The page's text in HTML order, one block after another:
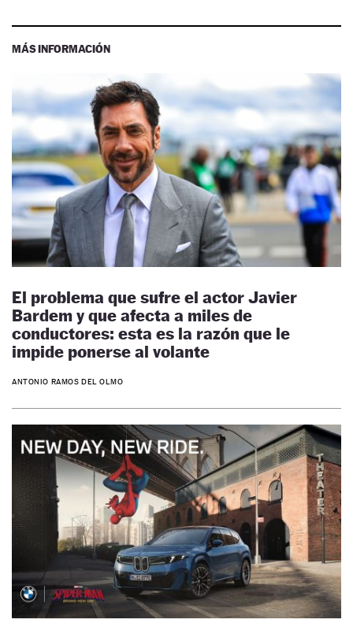
MÁS INFORMACIÓN
El problema que sufre el actor Javier
Bardem y que afecta a miles de
conductores: esta es la razón que le
impide ponerse al volante
ANTONIO RAMOS DEL OLMO